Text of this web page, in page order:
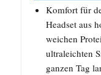
Komfort für
Headset aus
weichen
ultraleichten
ganzen Tag